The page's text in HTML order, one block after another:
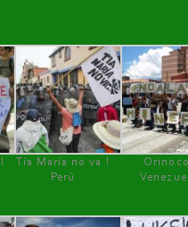
Tía María no va !
Perú